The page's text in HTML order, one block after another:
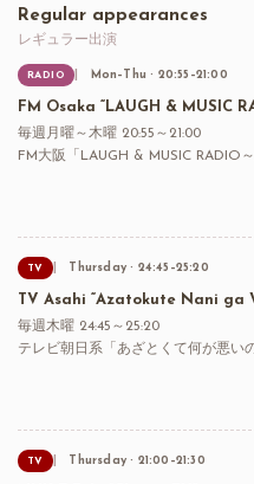
Regular appearances
レギュラー出演
RADIO Mon–Thu · 20:55–21:00
FM Osaka “LAUGH & MUSIC
毎週月曜～木曜 20:55～21:00
FM大阪「LAUGH & MUSIC RADIO
TV Thursday · 24:45–25:20
TV Asahi “Azatokute Nani ga
毎週木曜 24:45～25:20
テレビ朝日系「あざとくて何が悪い
TV Thursday · 21:00–21:30